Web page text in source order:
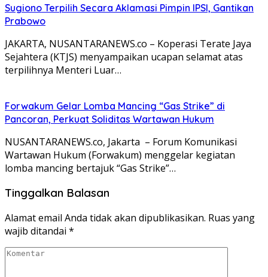
Sugiono Terpilih Secara Aklamasi Pimpin IPSI, Gantikan
Prabowo
JAKARTA, NUSANTARANEWS.co – Koperasi Terate Jaya
Sejahtera (KTJS) menyampaikan ucapan selamat atas
terpilihnya Menteri Luar…
Forwakum Gelar Lomba Mancing “Gas Strike” di
Pancoran, Perkuat Soliditas Wartawan Hukum
NUSANTARANEWS.co, Jakarta – Forum Komunikasi
Wartawan Hukum (Forwakum) menggelar kegiatan
lomba mancing bertajuk “Gas Strike”…
Tinggalkan Balasan
Alamat email Anda tidak akan dipublikasikan. Ruas yang
wajib ditandai *